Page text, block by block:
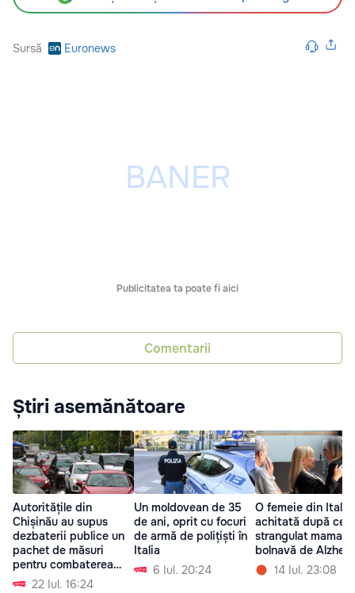
Sursă Euronews
Publicitatea ta poate fi aici
Comentarii
Știri asemănătoare
Autoritățile din
Chișinău au supus
dezbaterii publice un
pachet de măsuri
pentru combaterea
ambuteiajelor
22 Iul. 16:24
Un moldovean de 35
de ani, oprit cu focuri
de armă de polițiști în
Italia
6 Iul. 20:24
O femeie din Italia,
achitată după ce
strangulat mama
bolnavă de
14 Iul. 23:08